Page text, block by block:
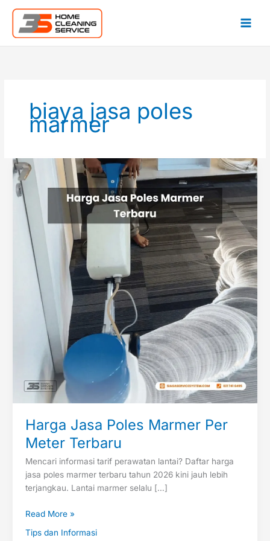
konten
biaya jasa poles
marmer
Harga Jasa Poles Marmer Per
Meter Terbaru
Mencari informasi tarif perawatan lantai? Daftar harga
jasa poles marmer terbaru tahun 2026 kini jauh lebih
terjangkau. Lantai marmer selalu […]
Harga
Jasa
Marmer
Per
Meter
Terbaru
Read More »
Tips dan Informasi